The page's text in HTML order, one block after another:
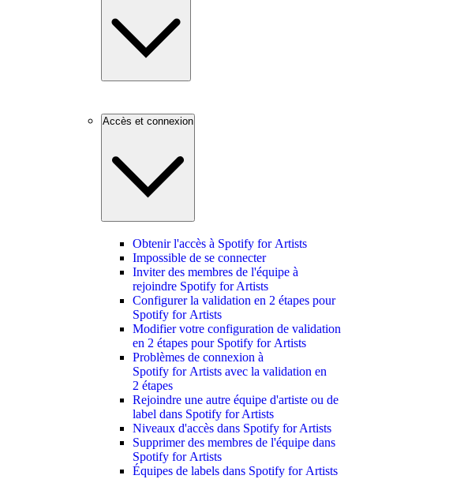
Accès et connexion
Obtenir l'accès à Spotify for Artists
Impossible de se connecter
Inviter des membres de l'équipe à
rejoindre Spotify for Artists
Configurer la validation en 2 étapes pour
Spotify for Artists
Modifier votre configuration de validation
en 2 étapes pour Spotify for Artists
Problèmes de connexion à
Spotify for Artists avec la validation en
2 étapes
Rejoindre une autre équipe d'artiste ou de
label dans Spotify for Artists
Niveaux d'accès dans Spotify for Artists
Supprimer des membres de l'équipe dans
Spotify for Artists
Équipes de labels dans Spotify for Artists